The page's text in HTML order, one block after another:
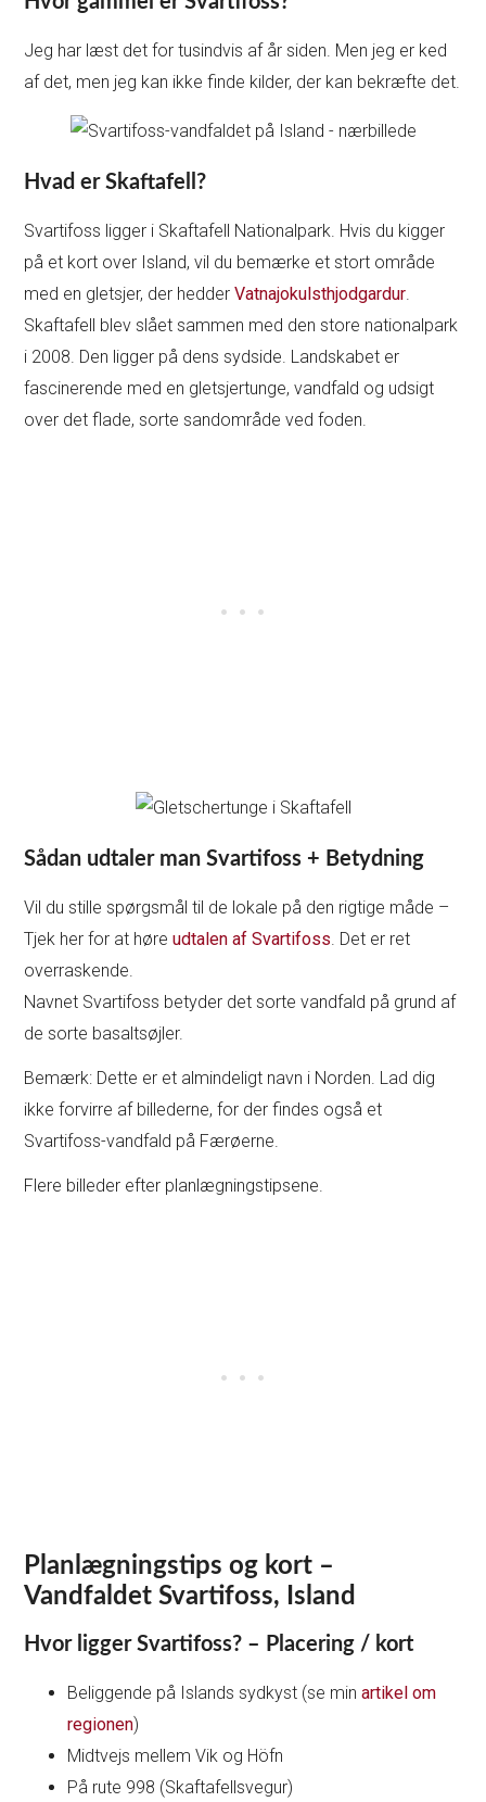
Jeg har læst det for tusindvis af år siden. Men jeg er ked
af det, men jeg kan ikke finde kilder, der kan bekræfte det.
Hvad er Skaftafell?
Svartifoss ligger i Skaftafell Nationalpark. Hvis du kigger
på et kort over Island, vil du bemærke et stort område
med en gletsjer, der hedderVatnajokulsthjodgardur.
Skaftafell blev slået sammen med den store nationalpark
i 2008. Den ligger på dens sydside. Landskabet er
fascinerende med en gletsjertunge, vandfald og udsigt
over det flade, sorte sandområde ved foden.
Sådan udtaler man Svartifoss + Betydning
Vil du stille spørgsmål til de lokale på den rigtige måde –
Tjek her for at høreudtalen af Svartifoss. Det er ret
overraskende.
Navnet Svartifoss betyder det sorte vandfald på grund af
de sorte basaltsøjler.
Bemærk: Dette er et almindeligt navn i Norden. Lad dig
ikke forvirre af billederne, for der findes også et
Svartifoss-vandfald på Færøerne.
Flere billeder efter planlægningstipsene.
Planlægningstips og kort –
Vandfaldet Svartifoss, Island
Hvor ligger Svartifoss? – Placering / kort
Beliggende på Islands sydkyst (se minartikel om
regionen)
Midtvejs mellem Vik og Höfn
På rute 998 (Skaftafellsvegur)